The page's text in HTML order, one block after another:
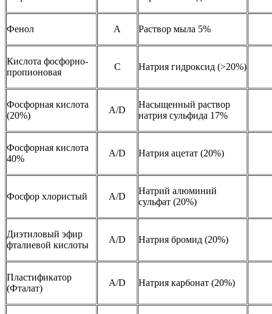
Фенол A Раствор мыла 5%
Кислота фосфорно-
пропионовая
C Натрия гидроксид (>20%)
Фосфорная кислота
(20%)
A/D
Насыщенный раствор
натрия сульфида 17%
Фосфорная кислота
40%
A/D Натрия ацетат (20%)
Фосфор хлористый A/D
Натрий алюминий
сульфат (20%)
Диэтиловый эфир
фталиевой кислоты
A/D Натрия бромид (20%)
Пластификатор
(Фталат)
A/D Натрия карбонат (20%)